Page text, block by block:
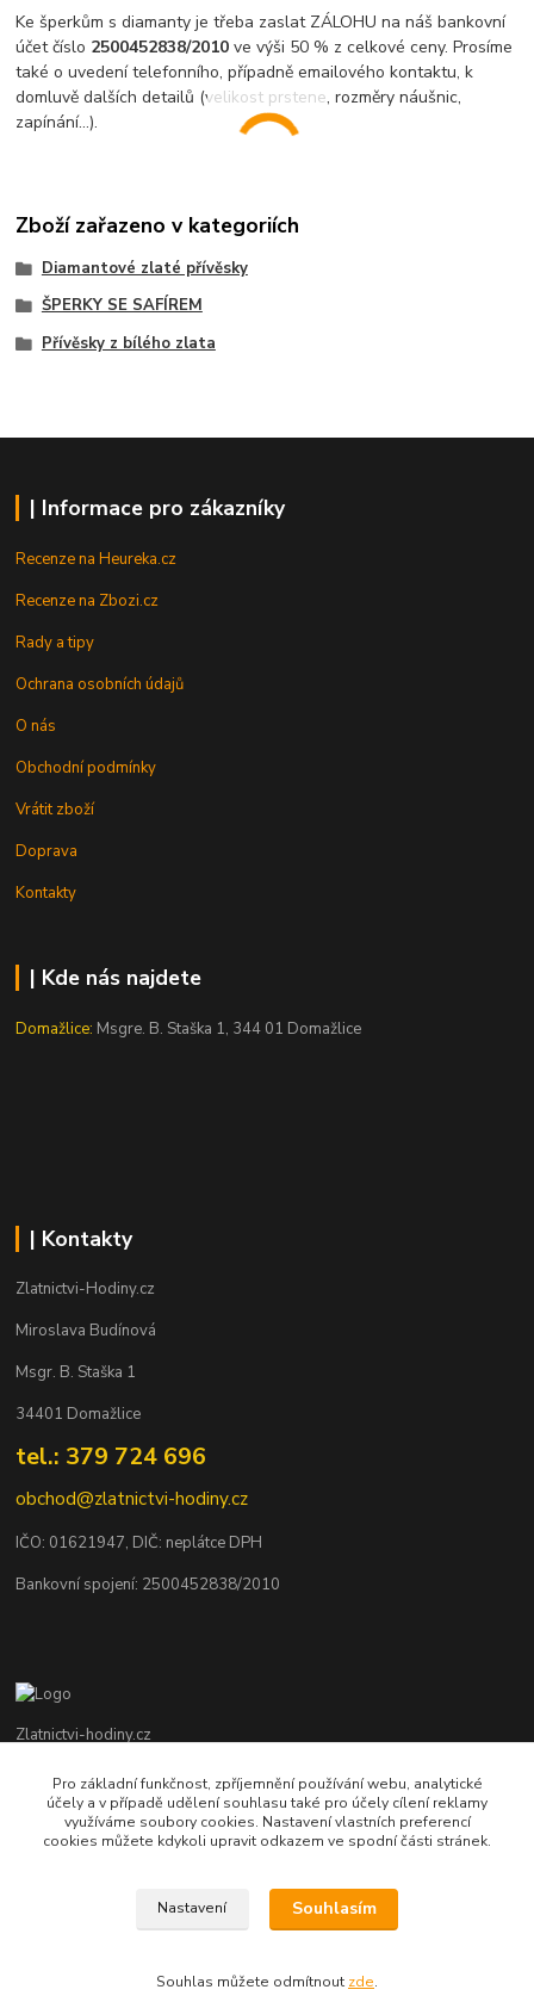
Ke šperkům s diamanty je třeba zaslat ZÁLOHU na náš bankovní
účet číslo 2500452838/2010 ve výši 50 % z celkové ceny. Prosíme
také o uvedení telefonního, případně emailového kontaktu, k
domluvě dalších detailů (velikost prstene, rozměry náušnic,
zapínání...).
Zboží zařazeno v kategoriích
Diamantové zlaté přívěsky
ŠPERKY SE SAFÍREM
Přívěsky z bílého zlata
| Informace pro zákazníky
Recenze na Heureka.cz
Recenze na Zbozi.cz
Rady a tipy
Ochrana osobních údajů
O nás
Obchodní podmínky
Vrátit zboží
Doprava
Kontakty
| Kde nás najdete
Domažlice: Msgre. B. Staška 1, 344 01 Domažlice
| Kontakty
Zlatnictvi-Hodiny.cz
Miroslava Budínová
Msgr. B. Staška 1
34401 Domažlice
tel.: 379 724 696
obchod@zlatnictvi-hodiny.cz
IČO: 01621947, DIČ: neplátce DPH
Bankovní spojení: 2500452838/2010
Zlatnictvi-hodiny.cz
+420 379 492 545
Po - Pá: 9,00 - 17,00 hod., So: 9,00 - 11,30 hod.
Pro základní funkčnost, zpříjemnění používání webu, analytické
účely a v případě udělení souhlasu také pro účely cílení reklamy
využíváme soubory cookies. Nastavení vlastních preferencí
cookies můžete kdykoli upravit odkazem ve spodní části stránek.
Nastavení Souhlasím
Souhlas můžete odmítnout zde.